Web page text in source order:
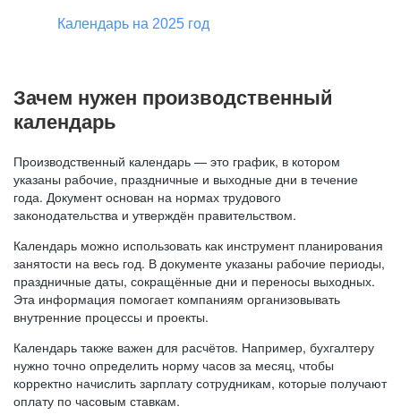
Календарь на 2025 год
Зачем нужен производственный
календарь
Производственный календарь — это график, в котором
указаны рабочие, праздничные и выходные дни в течение
года. Документ основан на нормах трудового
законодательства и утверждён правительством.
Календарь можно использовать как инструмент планирования
занятости на весь год. В документе указаны рабочие периоды,
праздничные даты, сокращённые дни и переносы выходных.
Эта информация помогает компаниям организовывать
внутренние процессы и проекты.
Календарь также важен для расчётов. Например, бухгалтеру
нужно точно определить норму часов за месяц, чтобы
корректно начислить зарплату сотрудникам, которые получают
оплату по часовым ставкам.